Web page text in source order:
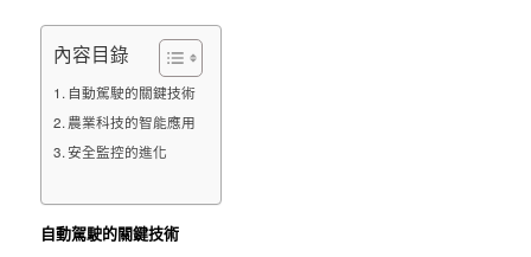
內容目錄
自動駕駛的關鍵技術
農業科技的智能應用
安全監控的進化
自動駕駛的關鍵技術